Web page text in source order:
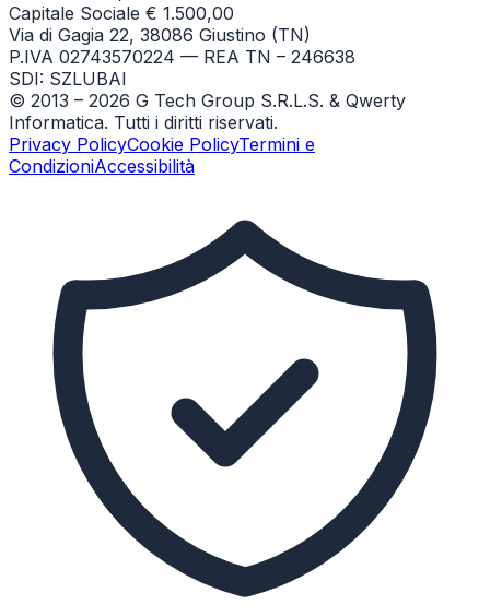
Capitale Sociale € 1.500,00
Via di Gagia 22, 38086 Giustino (TN)
P.IVA 02743570224 — REA TN – 246638
SDI: SZLUBAI
© 2013 – 2026 G Tech Group S.R.L.S. & Qwerty
Informatica. Tutti i diritti riservati.
Privacy PolicyCookie PolicyTermini e
CondizioniAccessibilità